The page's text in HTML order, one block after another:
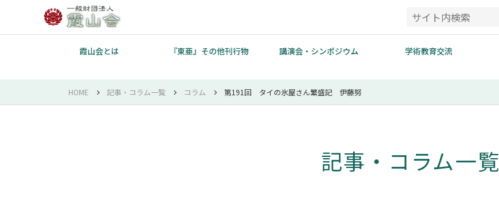
霞山会とは 『東亜』その他刊行物 講演会・シンポジウム 学術教育交流
HOME 記事・コラム一覧 コラム 第191回 タイの氷屋さん繁盛記 伊藤努
記事・コラム一覧